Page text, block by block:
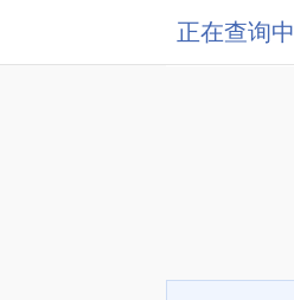
正在查询中